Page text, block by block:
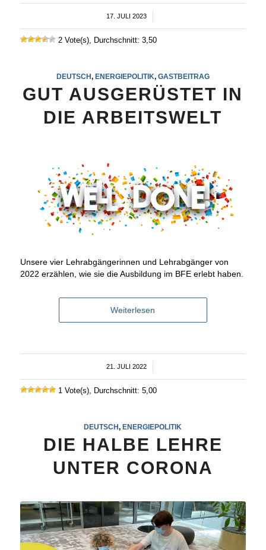
17. JULI 2023
2 Vote(s), Durchschnitt: 3,50
DEUTSCH, ENERGIEPOLITIK, GASTBEITRAG
GUT AUSGERÜSTET IN
DIE ARBEITSWELT
Unsere vier Lehrabgängerinnen und Lehrabgänger von
2022 erzählen, wie sie die Ausbildung im BFE erlebt haben.
Weiterlesen
21. JULI 2022
1 Vote(s), Durchschnitt: 5,00
DEUTSCH,ENERGIEPOLITIK
DIE HALBE LEHRE
UNTER CORONA